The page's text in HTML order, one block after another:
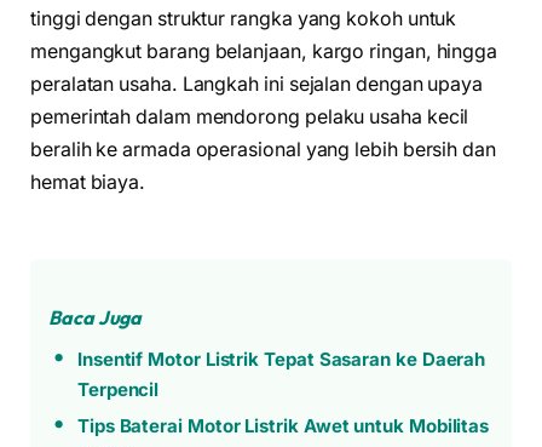
tinggi dengan struktur rangka yang kokoh untuk
mengangkut barang belanjaan, kargo ringan, hingga
peralatan usaha. Langkah ini sejalan dengan upaya
pemerintah dalam mendorong pelaku usaha kecil
beralih ke armada operasional yang lebih bersih dan
hemat biaya.
Baca Juga
Insentif Motor Listrik Tepat Sasaran ke Daerah
Terpencil
Tips Baterai Motor Listrik Awet untuk Mobilitas